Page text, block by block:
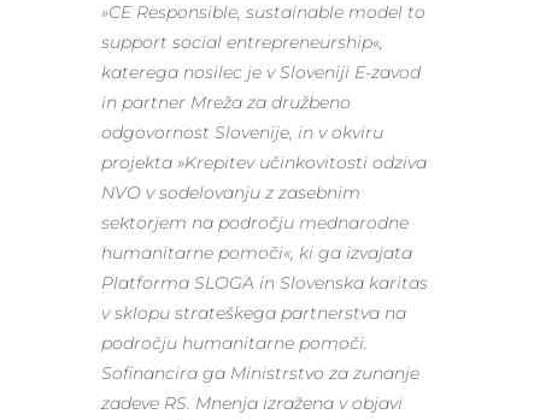
»CE Responsible, sustainable model to
support social entrepreneurship«,
katerega nosilec je v Sloveniji E-zavod
in partner Mreža za družbeno
odgovornost Slovenije, in v okviru
projekta »Krepitev učinkovitosti odziva
NVO v sodelovanju z zasebnim
sektorjem na področju mednarodne
humanitarne pomoči«, ki ga izvajata
Platforma SLOGA in Slovenska karitas
v sklopu strateškega partnerstva na
področju humanitarne pomoči.
Sofinancira ga Ministrstvo za zunanje
zadeve RS. Mnenja izražena v objavi